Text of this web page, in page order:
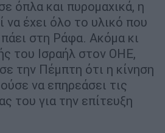
όπλα και πυρομαχικά, η
να έχει όλο το υλικό που
πάει στη Ράφα. Ακόμα κι
του Ισραήλ στον ΟΗΕ,
την Πέμπτη ότι η κίνηση
να επηρεάσει τις
του για την επίτευξη